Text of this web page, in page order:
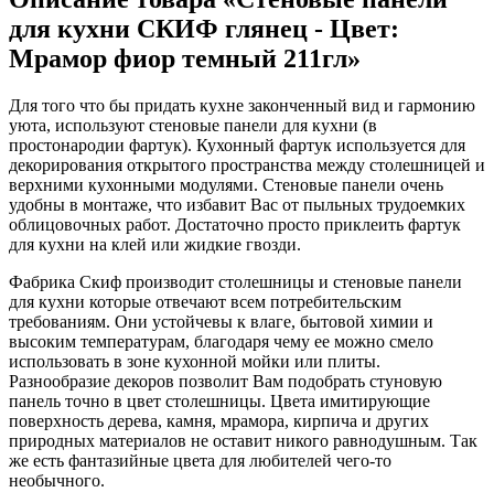
для кухни СКИФ глянец - Цвет:
Мрамор фиор темный 211гл»
Для того что бы придать кухне законченный вид и гармонию
уюта, используют стеновые панели для кухни (в
простонародии фартук). Кухонный фартук используется для
декорирования открытого пространства между столешницей и
верхними кухонными модулями. Стеновые панели очень
удобны в монтаже, что избавит Вас от пыльных трудоемких
облицовочных работ. Достаточно просто приклеить фартук
для кухни на клей или жидкие гвозди.
Фабрика Скиф производит столешницы и стеновые панели
для кухни которые отвечают всем потребительским
требованиям. Они устойчевы к влаге, бытовой химии и
высоким температурам, благодаря чему ее можно смело
использовать в зоне кухонной мойки или плиты.
Разнообразие декоров позволит Вам подобрать стуновую
панель точно в цвет столешницы. Цвета имитирующие
поверхность дерева, камня, мрамора, кирпича и других
природных материалов не оставит никого равнодушным. Так
же есть фантазийные цвета для любителей чего-то
необычного.